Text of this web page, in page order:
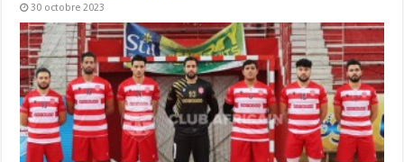
30 octobre 2023